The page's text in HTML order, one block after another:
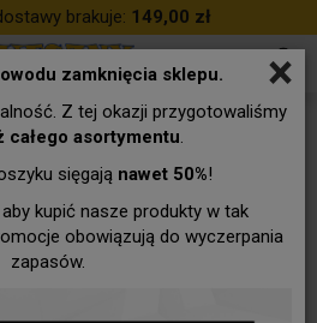
×
zamknięcia sklepu.
Z tej okazji przygotowaliśmy
całego asortymentu.
sięgają nawet 50%!
kupić nasze produkty w tak
obowiązują do wyczerpania
zapasów.
brakuje: 149,00 zł